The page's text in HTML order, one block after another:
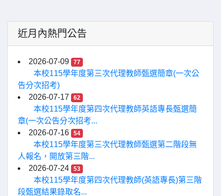
近月內熱門公告
2026-07-09 77
本校115學年度第三次代理教師甄選簡章(一次公
告分次招考)
2026-07-17
62
本校115學年度第四次代理教師英語專長甄選簡
章(一次公告分次招考...
2026-07-16
54
本校115學年度第三次代理教師甄選第二階段無
人報名，開放第三階...
2026-07-24
53
本校115學年度第四次代理教師(英語專長)第三階
段甄選結果錄取名...